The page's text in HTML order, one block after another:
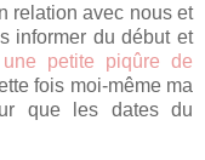
relation avec nous et
informer du début et
une petite piqûre de
fois moi-même ma
que les dates du